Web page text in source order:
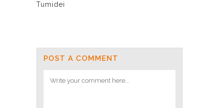
Tumidei
POST A COMMENT